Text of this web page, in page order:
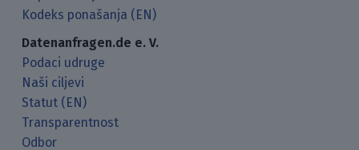
Kodeks ponašanja (EN)
Datenanfragen.de e. V.
Podaci udruge
Naši ciljevi
Statut (EN)
Transparentnost
Odbor